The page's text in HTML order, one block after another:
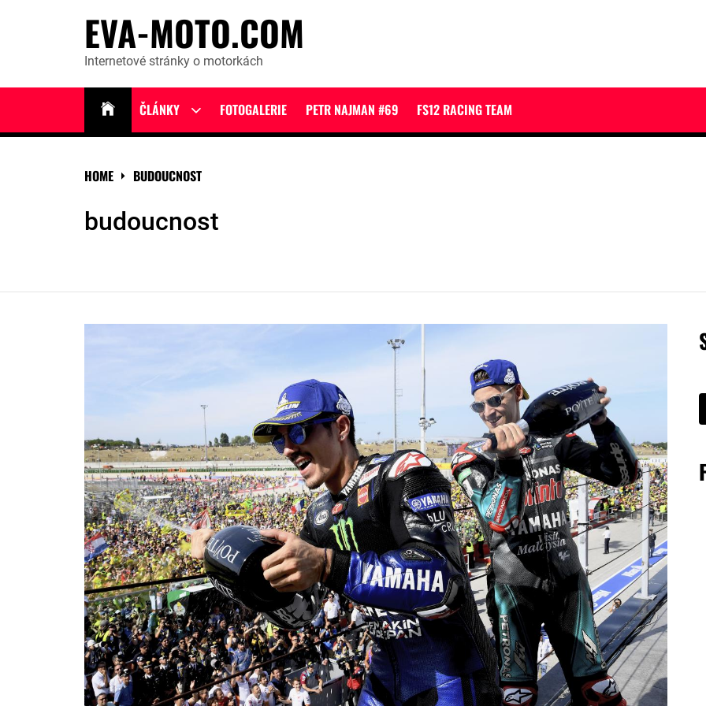
EVA-MOTO.COM
Internetové stránky o motorkách
ČLÁNKY
Show
menu
FOTOGALERIE PETR NAJMAN #69 FS12 RACING TEAM
HOME BUDOUCNOST
budoucnost